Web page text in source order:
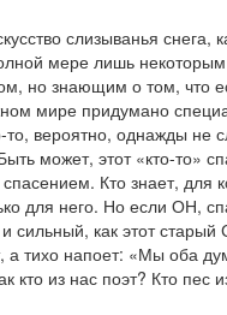
слизыванья снега,
мере лишь
но знающим о том, что
мире придумано
то, вероятно, однажды не
может, этот «кто-то»
Кто знает, для
для него. Но если ОН,
сильный, как этот
а тихо напоет: «Мы оба
кто из нас поэт? Кто пес